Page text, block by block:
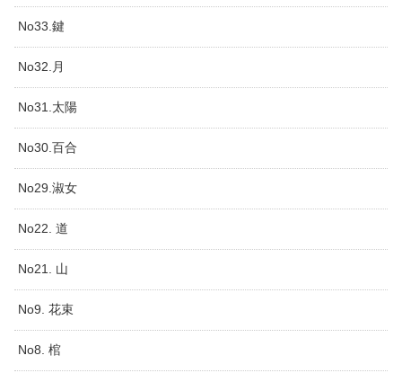
No33.鍵
No32.月
No31.太陽
No30.百合
No29.淑女
No22. 道
No21. 山
No9. 花束
No8. 棺